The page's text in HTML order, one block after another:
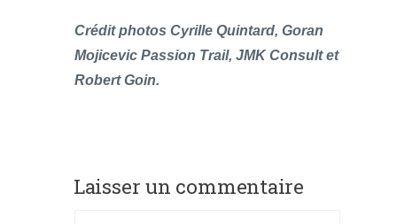
Crédit photos Cyrille Quintard, Goran
Mojicevic Passion Trail, JMK Consult et
Robert Goin.
Laisser un commentaire